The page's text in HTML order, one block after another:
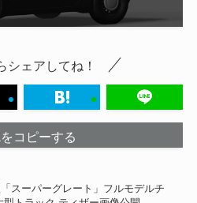
シェアしてね！
コピーする
スーパーグレート」フルモデルチ